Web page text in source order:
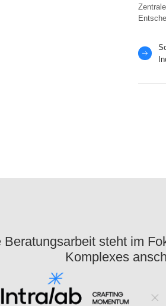
Beratungsarbeit steht im
Komplexes